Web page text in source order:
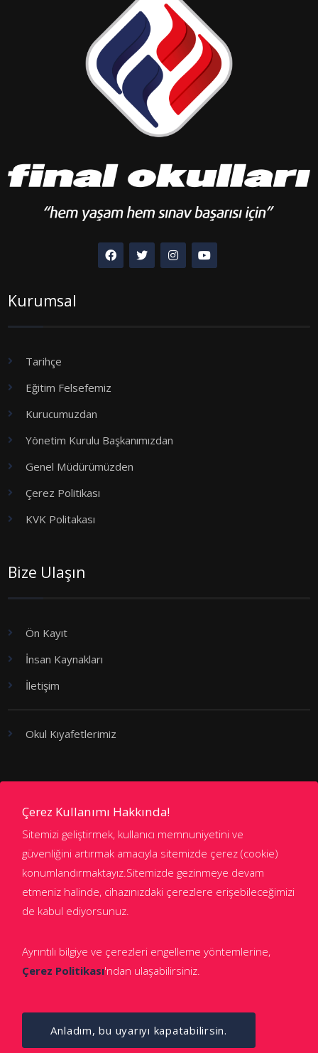
Çerez Kullanımı Hakkında!
Sitemizi geliştirmek, kullanıcı memnuniyetini ve
güvenliğini artırmak amacıyla sitemizde çerez (cookie)
konumlandırmaktayız.Sitemizde gezinmeye devam
etmeniz halinde, cihazınızdaki çerezlere erişebileceğimizi
de kabul ediyorsunuz.
Ayrıntılı bilgiye ve çerezleri engelleme yöntemlerine,
Çerez Politikası'ndan ulaşabilirsiniz.
Anladım, bu uyarıyı kapatabilirsin.
Kurumsal
Tarihçe
Eğitim Felsefemiz
Kurucumuzdan
Yönetim Kurulu Başkanımızdan
Genel Müdürümüzden
Çerez Politikası
KVK Politakası
Bize Ulaşın
Ön Kayıt
İnsan Kaynakları
İletişim
Okul Kıyafetlerimiz
Kademeler
Anaokulu
İlkokul
Ortaokul
© 2021 Final Okulları. Tüm hakları saklıdır.